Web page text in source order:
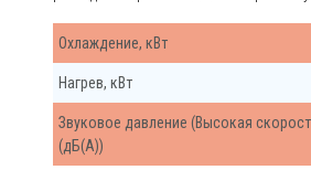
Охлаждение, кВт
Нагрев, кВт
Звуковое давление (Высокая
(дБ(А))